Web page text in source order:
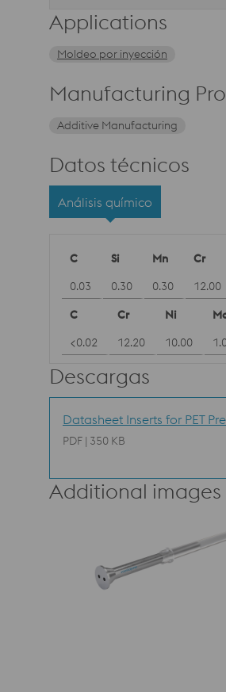
Applications
Moldeo por inyección
Manufacturing
Additive Manufacturing
Datos técnicos
Análisis químico
C Si Mn Cr
0.03
0.30 0.30 12.00
C
Cr Ni
<0.02
12.20 10.00
Descargas
Datasheet Inserts for PET
PDF | 350 KB
Additional images